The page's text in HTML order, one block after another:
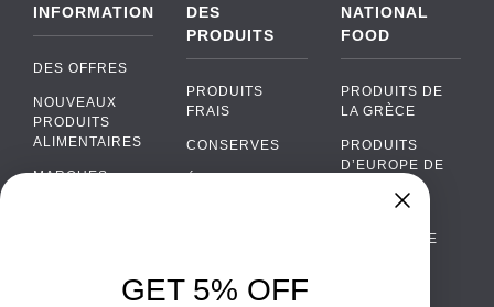
INFORMATION
DES OFFRES
NOUVEAUX
PRODUITS
ALIMENTAIRES
MARQUES
DES
PRODUITS
PRODUITS
FRAIS
CONSERVES
ALCOOL
NATIONAL
FOOD
PRODUITS DE
LA GRÈCE
PRODUITS
D’EUROPE DE
PORTUGAISE
WhatsApp
GET 5% OFF